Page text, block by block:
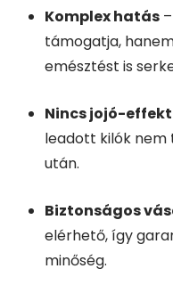
Komplex hatás
támogatja,
emésztést is
Nincs jojó-
leadott kilók nem
után.
Biztonságos
elérhető, így
minőség.